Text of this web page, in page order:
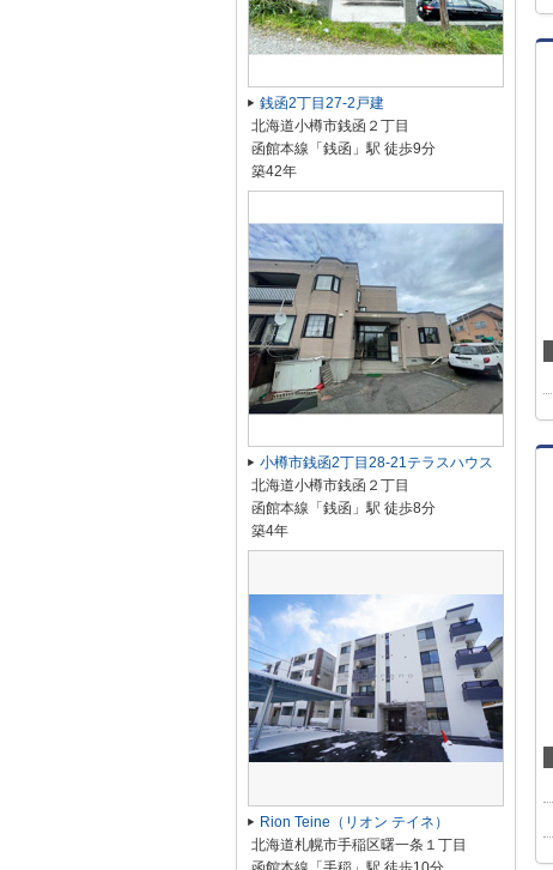
銭函2丁目27-2戸建
北海道小樽市銭函２丁目
函館本線「銭函」駅 徒歩9分
築42年
小樽市銭函2丁目28-21テラスハウス
北海道小樽市銭函２丁目
函館本線「銭函」駅 徒歩8分
築4年
Rion Teine（リオン テイネ）
北海道札幌市手稲区曙一条１丁目